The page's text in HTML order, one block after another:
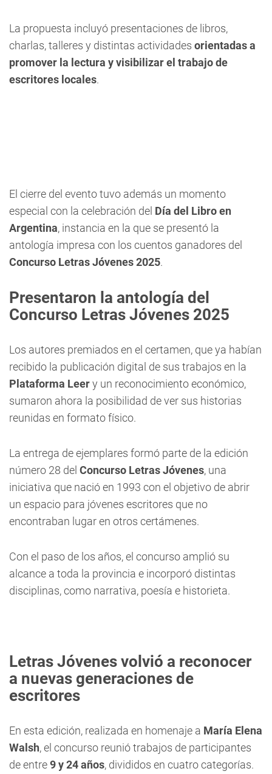
La propuesta incluyó presentaciones de libros,
charlas, talleres y distintas actividades orientadas a
promover la lectura y visibilizar el trabajo de
escritores locales.
El cierre del evento tuvo además un momento
especial con la celebración del Día del Libro en
Argentina, instancia en la que se presentó la
antología impresa con los cuentos ganadores del
Concurso Letras Jóvenes 2025.
Presentaron la antología del
Concurso Letras Jóvenes 2025
Los autores premiados en el certamen, que ya habían
recibido la publicación digital de sus trabajos en la
Plataforma Leery un reconocimiento económico,
sumaron ahora la posibilidad de ver sus historias
reunidas en formato físico.
La entrega de ejemplares formó parte de la edición
número 28 del Concurso Letras Jóvenes, una
iniciativa que nació en 1993 con el objetivo de abrir
un espacio para jóvenes escritores que no
encontraban lugar en otros certámenes.
Con el paso de los años, el concurso amplió su
alcance a toda la provincia e incorporó distintas
disciplinas, como narrativa, poesía e historieta.
Letras Jóvenes volvió a reconocer
a nuevas generaciones de
escritores
En esta edición, realizada en homenaje a María Elena
Walsh, el concurso reunió trabajos de participantes
de entre9 y 24 años, divididos en cuatro categorías.